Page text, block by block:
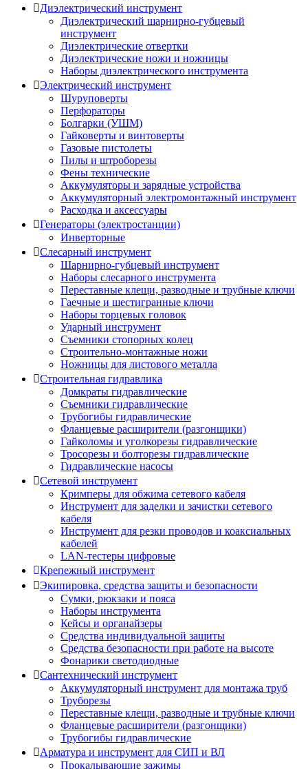
Диэлектрический инструмент
Диэлектрический шарнирно-губцевый
инструмент
Диэлектрические отвертки
Диэлектрические ножи и ножницы
Наборы диэлектрического инструмента
Электрический инструмент
Шуруповерты
Перфораторы
Болгарки (УШМ)
Гайковерты и винтоверты
Газовые пистолеты
Пилы и штроборезы
Фены технические
Аккумуляторы и зарядные устройства
Аккумуляторный электромонтажный инструмент
Расходка и аксессуары
Генераторы (электростанции)
Инверторные
Слесарный инструмент
Шарнирно-губцевый инструмент
Наборы слесарного инструмента
Переставные клещи, разводные и трубные ключи
Гаечные и шестигранные ключи
Наборы торцевых головок
Ударный инструмент
Съемники стопорных колец
Строительно-монтажные ножи
Ножницы для листового металла
Строительная гидравлика
Домкраты гидравлические
Съемники гидравлические
Трубогибы гидравлические
Фланцевые расширители (разгонщики)
Гайколомы и уголкорезы гидравлические
Тросорезы и болторезы гидравлические
Гидравлические насосы
Сетевой инструмент
Кримперы для обжима сетевого кабеля
Инструмент для заделки и зачистки сетевого
кабеля
Инструмент для резки проводов и коаксиальных
кабелей
LAN-тестеры цифровые
Крепежный инструмент
Экипировка, средства защиты и безопасности
Сумки, рюкзаки и пояса
Наборы инструмента
Кейсы и органайзеры
Средства индивидуальной защиты
Средства безопасности при работе на высоте
Фонарики светодиодные
Сантехнический инструмент
Аккумуляторный инструмент для монтажа труб
Труборезы
Переставные клещи, разводные и трубные ключи
Фланцевые расширители (разгонщики)
Трубогибы гидравлические
Арматура и инструмент для СИП и ВЛ
Прокалывающие зажимы